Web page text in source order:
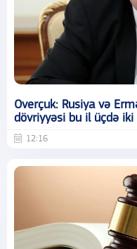
Overçuk: Rusiya və
dövriyyəsi bu il üçdə iki
12:16